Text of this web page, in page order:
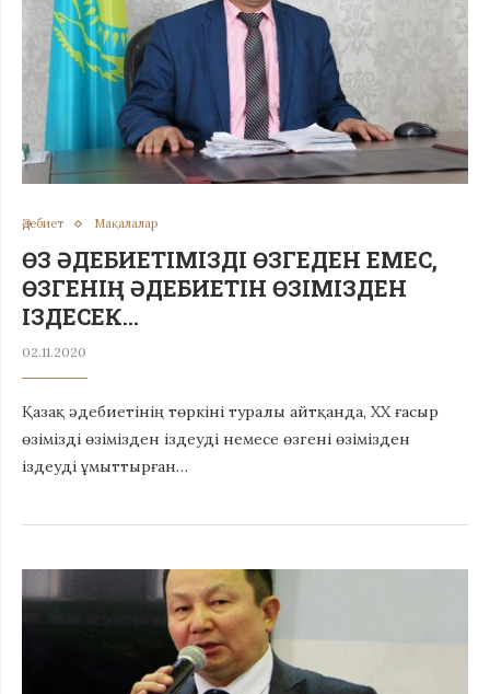
Әдебиет Мақалалар
ӨЗ ӘДЕБИЕТІМІЗДІ ӨЗГЕДЕН ЕМЕС,
ӨЗГЕНІҢ ӘДЕБИЕТІН ӨЗІМІЗДЕН
ІЗДЕСЕК…
02.11.2020
Қазақ әдебиетінің төркіні туралы айтқанда, ХХ ғасыр
өзімізді өзімізден іздеуді немесе өзгені өзімізден
іздеуді ұмыттырған…